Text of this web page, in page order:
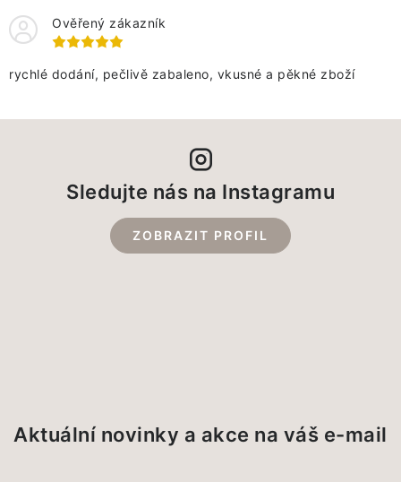
Ověřený zákazník
rychlé dodání, pečlivě zabaleno, vkusné a pěkné zboží
Sledujte nás na Instagramu
ZOBRAZIT PROFIL
Aktuální novinky a akce na váš e-mail